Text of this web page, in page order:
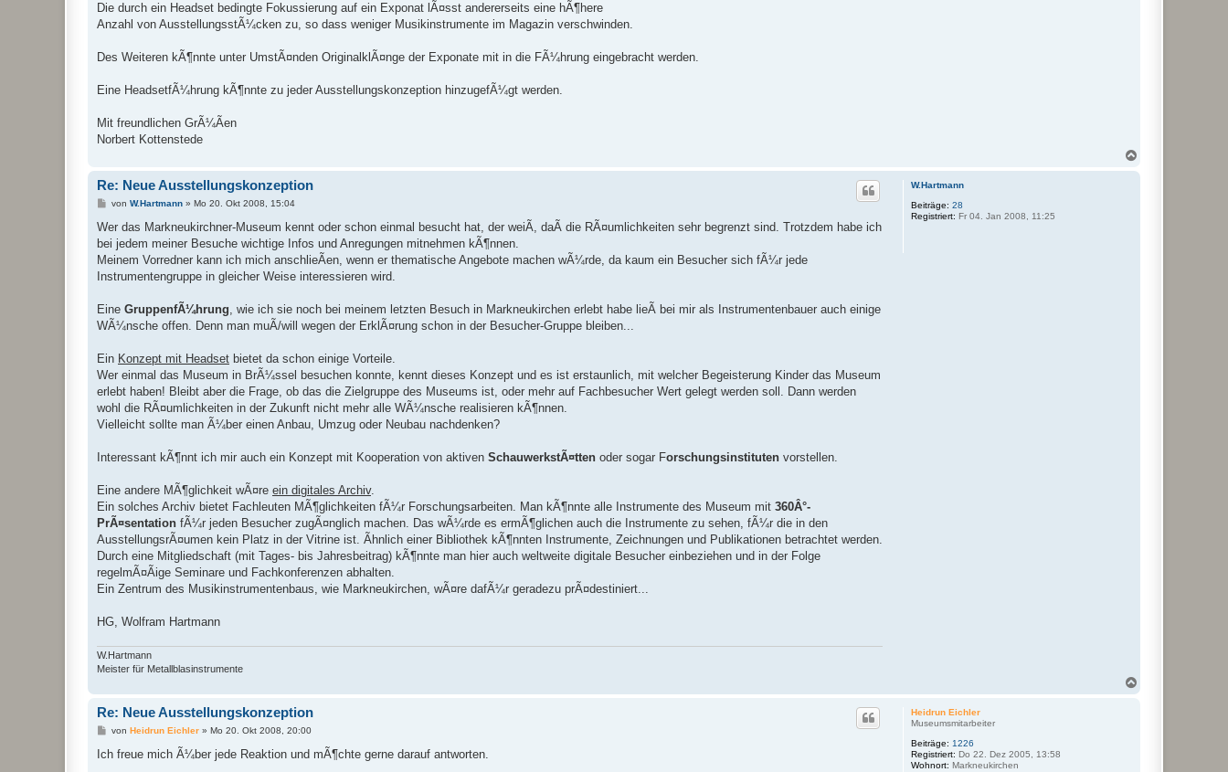
Die durch ein Headset bedingte Fokussierung auf ein Exponat lÃ¤sst andererseits eine hÃ¶here
Anzahl von AusstellungsstÃ¼cken zu, so dass weniger Musikinstrumente im Magazin verschwinden.
Des Weiteren kÃ¶nnte unter UmstÃ¤nden OriginalklÃ¤nge der Exponate mit in die FÃ¼hrung eingebracht werden.
Eine HeadsetfÃ¼hrung kÃ¶nnte zu jeder Ausstellungskonzeption hinzugefÃ¼gt werden.
Mit freundlichen GrÃ¼Ãen
Norbert Kottenstede
W.Hartmann
Beiträge: 28
Registriert: Fr 04. Jan 2008, 11:25
Re: Neue Ausstellungskonzeption
B
i
r
a
von W.Hartmann» Mo 20. Okt 2008, 15:04
Wer das Markneukirchner-Museum kennt oder schon einmal besucht hat, der weiÃ, daÃ die RÃ¤umlichkeiten sehr begrenzt sind. Trotzdem habe ich
bei jedem meiner Besuche wichtige Infos und Anregungen mitnehmen kÃ¶nnen.
Meinem Vorredner kann ich mich anschlieÃen, wenn er thematische Angebote machen wÃ¼rde, da kaum ein Besucher sich fÃ¼r jede
Instrumentengruppe in gleicher Weise interessieren wird.
Eine GruppenfÃ¼hrung , wie ich sie noch bei meinem letzten Besuch in Markneukirchen erlebt habe lieÃ bei mir als Instrumentenbauer auch einige
WÃ¼nsche offen. Denn man muÃ/will wegen der ErklÃ¤rung schon in der Besucher-Gruppe bleiben...
Ein Konzept mit Headset bietet da schon einige Vorteile.
Wer einmal das Museum in BrÃ¼ssel besuchen konnte, kennt dieses Konzept und es ist erstaunlich, mit welcher Begeisterung Kinder das Museum
erlebt haben! Bleibt aber die Frage, ob das die Zielgruppe des Museums ist, oder mehr auf Fachbesucher Wert gelegt werden soll. Dann werden
wohl die RÃ¤umlichkeiten in der Zukunft nicht mehr alle WÃ¼nsche realisieren kÃ¶nnen.
Vielleicht sollte man Ã¼ber einen Anbau, Umzug oder Neubau nachdenken?
Interessant kÃ¶nnt ich mir auch ein Konzept mit Kooperation von aktiven SchauwerkstÃ¤tten oder sogar Forschungsinstituten vorstellen.
Eine andere MÃ¶glichkeit wÃ¤re ein digitales Archiv.
Ein solches Archiv bietet Fachleuten MÃ¶glichkeiten fÃ¼r Forschungsarbeiten. Man kÃ¶nnte alle Instrumente des Museum mit 360Â°-
PrÃ¤sentation fÃ¼r jeden Besucher zugÃ¤nglich machen. Das wÃ¼rde es ermÃ¶glichen auch die Instrumente zu sehen, fÃ¼r die in den
AusstellungsrÃ¤umen kein Platz in der Vitrine ist. Ãhnlich einer Bibliothek kÃ¶nnten Instrumente, Zeichnungen und Publikationen betrachtet werden.
Durch eine Mitgliedschaft (mit Tages- bis Jahresbeitrag) kÃ¶nnte man hier auch weltweite digitale Besucher einbeziehen und in der Folge
regelmÃ¤Ãige Seminare und Fachkonferenzen abhalten.
Ein Zentrum des Musikinstrumentenbaus, wie Markneukirchen, wÃ¤re dafÃ¼r geradezu prÃ¤destiniert...
HG, Wolfram Hartmann
W.Hartmann
Meister für Metallblasinstrumente
Heidrun Eichler
Museumsmitarbeiter
Beiträge: 1226
Registriert: Do 22. Dez 2005, 13:58
Wohnort: Markneukirchen
Re: Neue Ausstellungskonzeption
B
i
von Heidrun Eichler» Mo 20. Okt 2008, 20:00
Ich freue mich Ã¼ber jede Reaktion und mÃ¶chte gerne darauf antworten.